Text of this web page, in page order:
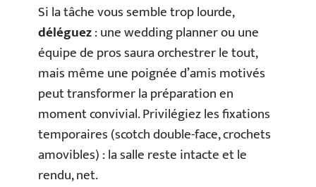
Si la tâche vous semble trop lourde,
déléguez: une wedding planner ou une
équipe de pros saura orchestrer le tout,
mais même une poignée d’amis motivés
peut transformer la préparation en
moment convivial. Privilégiez les fixations
temporaires (scotch double-face, crochets
amovibles) : la salle reste intacte et le
rendu, net.